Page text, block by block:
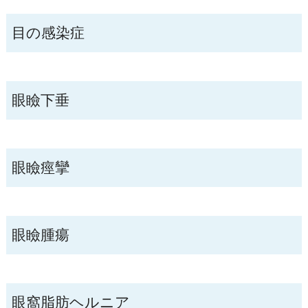
目の感染症
眼瞼下垂
眼瞼痙攣
眼瞼腫瘍
眼窩脂肪ヘルニア